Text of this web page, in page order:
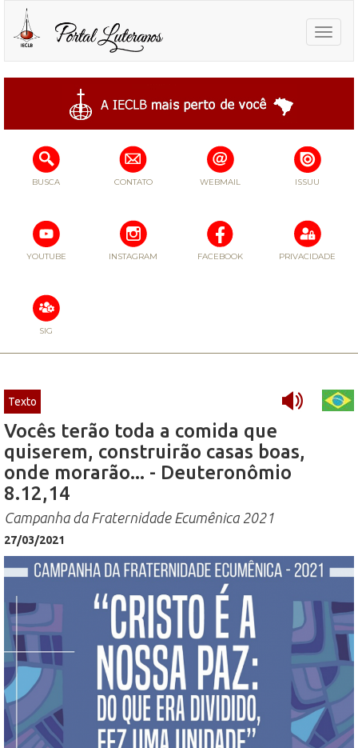
Toggle
BUSCA CONTATO WEBMAIL ISSUU
YOUTUBE INSTAGRAM FACEBOOK PRIVACIDADE
SIG
Texto
Vocês terão toda a comida que
quiserem, construirão casas boas,
onde morarão... - Deuteronômio
8.12,14
Campanha da Fraternidade Ecumênica 2021
27/03/2021